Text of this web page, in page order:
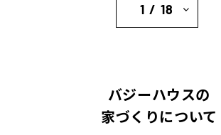
1 / 18
バジーハウスの
家づくりについて